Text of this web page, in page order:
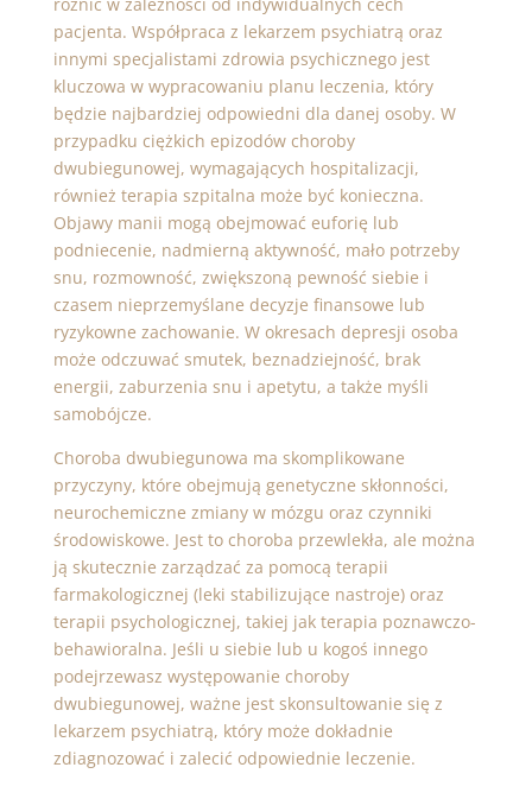
pacjenta. Współpraca z lekarzem psychiatrą oraz
innymi specjalistami zdrowia psychicznego jest
kluczowa w wypracowaniu planu leczenia, który
będzie najbardziej odpowiedni dla danej osoby. W
przypadku ciężkich epizodów choroby
dwubiegunowej, wymagających hospitalizacji,
również terapia szpitalna może być konieczna.
Objawy manii mogą obejmować euforię lub
podniecenie, nadmierną aktywność, mało potrzeby
snu, rozmowność, zwiększoną pewność siebie i
czasem nieprzemyślane decyzje finansowe lub
ryzykowne zachowanie. W okresach depresji osoba
może odczuwać smutek, beznadziejność, brak
energii, zaburzenia snu i apetytu, a także myśli
samobójcze.
Choroba dwubiegunowa ma skomplikowane
przyczyny, które obejmują genetyczne skłonności,
neurochemiczne zmiany w mózgu oraz czynniki
środowiskowe. Jest to choroba przewlekła, ale można
ją skutecznie zarządzać za pomocą terapii
farmakologicznej (leki stabilizujące nastroje) oraz
terapii psychologicznej, takiej jak terapia poznawczo-
behawioralna. Jeśli u siebie lub u kogoś innego
podejrzewasz występowanie choroby
dwubiegunowej, ważne jest skonsultowanie się z
lekarzem psychiatrą, który może dokładnie
zdiagnozować i zalecić odpowiednie leczenie.